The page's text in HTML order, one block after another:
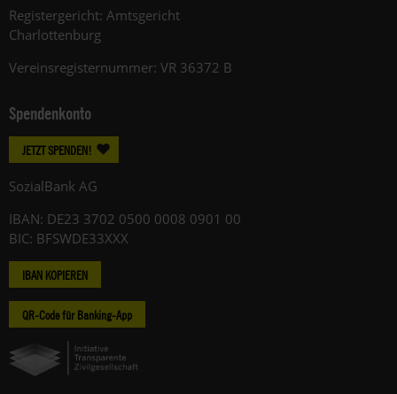
Registergericht: Amtsgericht
Charlottenburg
Vereinsregisternummer: VR 36372 B
Spendenkonto
JETZT SPENDEN!
SozialBank AG
IBAN: DE23 3702 0500 0008 0901 00
BIC: BFSWDE33XXX
IBAN KOPIEREN
QR-Code für Banking-App